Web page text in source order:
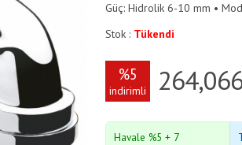
Güç: Hidrolik 6-10 mm •
Stok : Tükendi
%5
indirimli
Havale %5 + 7